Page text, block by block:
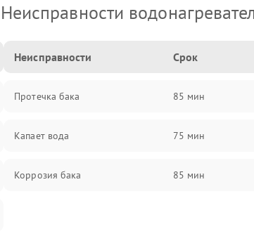
Неисправности
Неисправности Срок
Протечка бака 85 мин
Капает вода 75 мин
Коррозия бака 85 мин